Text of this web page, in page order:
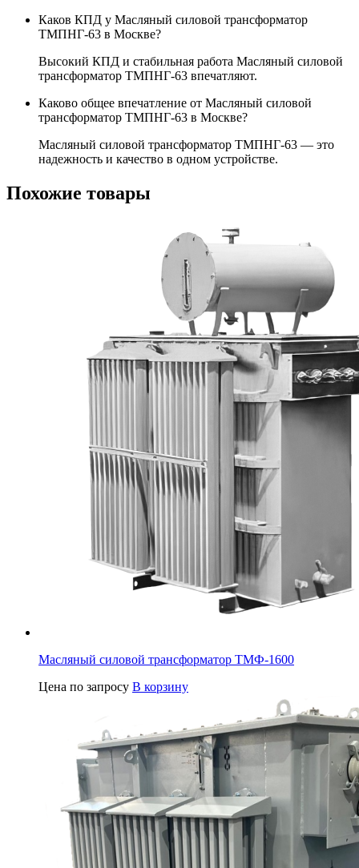
Каков КПД у Масляный силовой трансформатор
ТМПНГ-63 в Москве?
Высокий КПД и стабильная работа Масляный силовой
трансформатор ТМПНГ-63 впечатляют.
Каково общее впечатление от Масляный силовой
трансформатор ТМПНГ-63 в Москве?
Масляный силовой трансформатор ТМПНГ-63 — это
надежность и качество в одном устройстве.
Похожие товары
Масляный силовой трансформатор ТМФ-1600
Цена по запросу В корзину